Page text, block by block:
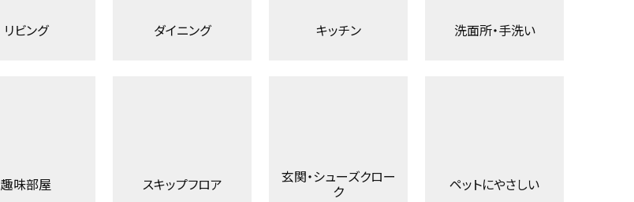
リビング ダイニング キッチン 洗面所・手洗い
趣味部屋 スキップフロア 玄関・シューズクロー
ク ペットにやさしい